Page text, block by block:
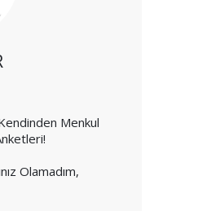
Menkul
Olamadım,